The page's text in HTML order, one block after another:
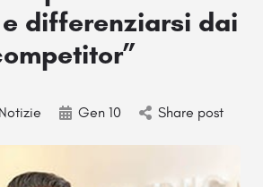
differenziarsi dai
Notizie Gen 10 Share post